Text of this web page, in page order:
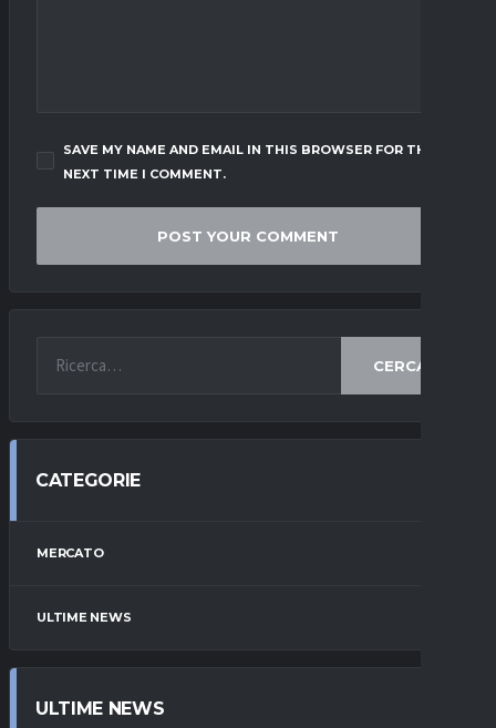
SAVE MY NAME AND EMAIL IN THIS BROWSER FOR THE
NEXT TIME I COMMENT.
CERCA
CATEGORIE
MERCATO
ULTIME NEWS
ULTIME NEWS